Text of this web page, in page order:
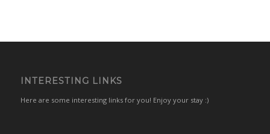
INTERESTING LINKS
Here are some interesting links for you! Enjoy your stay :)